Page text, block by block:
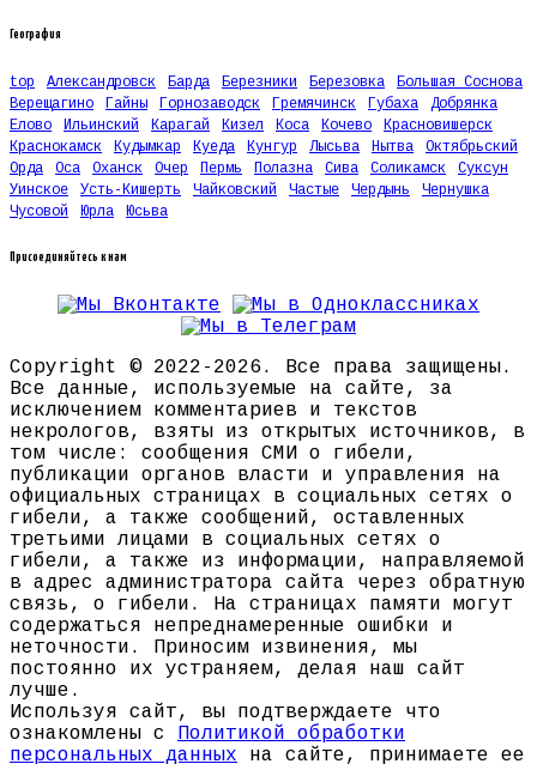
География
top Александровск Барда Березники Березовка
Большая Соснова
Верещагино
Гайны Горнозаводск Гремячинск Губаха
Добрянка
Елово
Ильинский Карагай Кизел Коса Кочево
Красновишерск
Краснокамск
Кудымкар Куеда Кунгур Лысьва Нытва
Октябрьский
Орда
Оса Оханск Очер Пермь Полазна Сива Соликамск
Суксун
Уинское
Усть-Кишерть Чайковский Частые Чердынь
Чернушка
Чусовой
Юрла Юсьва
Присоединяйтесь к нам
Copyright © 2022-2026. Все права защищены.
Все данные, используемые на сайте, за
исключением комментариев и текстов
некрологов, взяты из открытых источников, в
том числе: сообщения СМИ о гибели,
публикации органов власти и управления на
официальных страницах в социальных сетях о
гибели, а также сообщений, оставленных
третьими лицами в социальных сетях о
гибели, а также из информации, направляемой
в адрес администратора сайта через обратную
связь, о гибели. На страницах памяти могут
содержаться непреднамеренные ошибки и
неточности. Приносим извинения, мы
постоянно их устраняем, делая наш сайт
лучше.
Используя сайт, вы подтверждаете что
ознакомлены с Политикой обработки
персональных данных на сайте, принимаете ее